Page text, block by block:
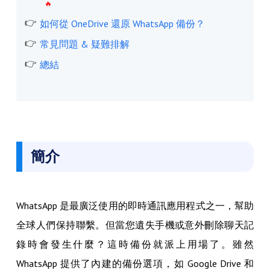
如何從 OneDrive 還原 WhatsApp 備份？
常見問題 & 疑難排解
總結
簡介
WhatsApp 是最廣泛使用的即時通訊應用程式之一，幫助
全球人們保持聯繫。但當您遺失手機或意外刪除聊天記
錄時會發生什麼？這時備份就派上用場了。雖然
WhatsApp 提供了內建的備份選項，如 Google Drive 和